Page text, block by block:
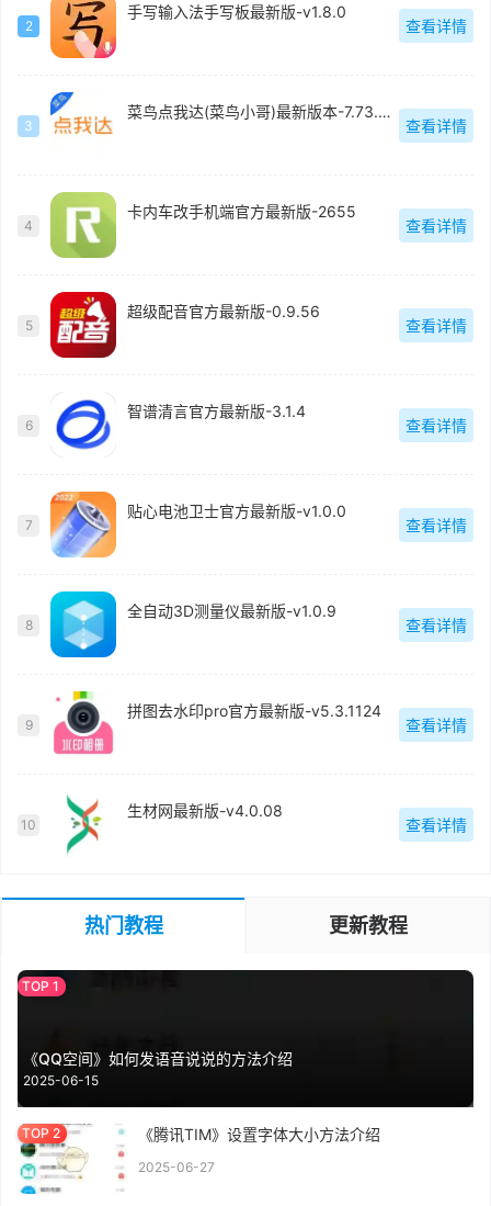
2
手写输入法手写板最新版-v1.8.0
查看详情
3
菜鸟点我达(菜鸟小哥)最新版本-7.73.0.6
查看详情
4
卡内车改手机端官方最新版-2655
查看详情
5
超级配音官方最新版-0.9.56
查看详情
6
智谱清言官方最新版-3.1.4
查看详情
7
贴心电池卫士官方最新版-v1.0.0
查看详情
8
全自动3D测量仪最新版-v1.0.9
查看详情
9
拼图去水印pro官方最新版-v5.3.1124
查看详情
10
生材网最新版-v4.0.08
查看详情
热门教程 更新教程
《QQ空间》如何发语音说说的方法介绍
2025-06-15
《腾讯TIM》设置字体大小方法介绍
2025-06-27